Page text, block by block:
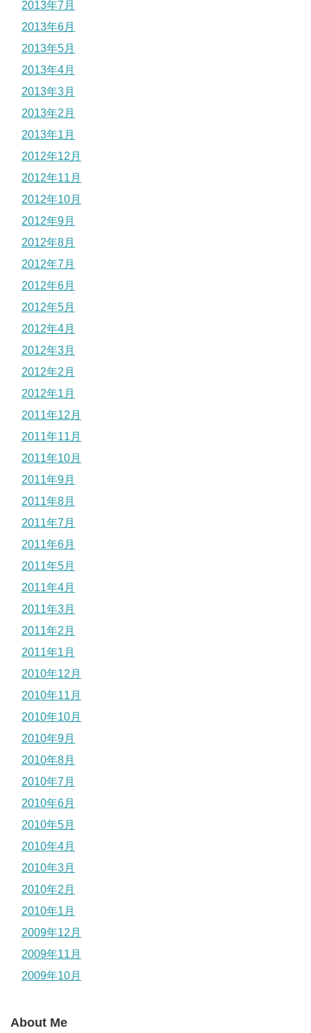
2013年7月
2013年6月
2013年5月
2013年4月
2013年3月
2013年2月
2013年1月
2012年12月
2012年11月
2012年10月
2012年9月
2012年8月
2012年7月
2012年6月
2012年5月
2012年4月
2012年3月
2012年2月
2012年1月
2011年12月
2011年11月
2011年10月
2011年9月
2011年8月
2011年7月
2011年6月
2011年5月
2011年4月
2011年3月
2011年2月
2011年1月
2010年12月
2010年11月
2010年10月
2010年9月
2010年8月
2010年7月
2010年6月
2010年5月
2010年4月
2010年3月
2010年2月
2010年1月
2009年12月
2009年11月
2009年10月
About Me